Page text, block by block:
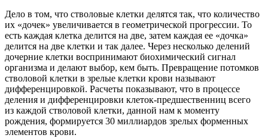
Дело в том, что стволовые клетки делятся так, что количество
их «дочек» увеличивается в геометрической прогрессии. То
есть каждая клетка делится на две, затем каждая ее «дочка»
делится на две клетки и так далее. Через несколько делений
дочерние клетки воспринимают биохимический сигнал
организма и делают выбор, кем быть. Превращение потомков
стволовой клетки в зрелые клетки крови называют
дифференцировкой. Расчеты показывают, что в процессе
деления и дифференцировки клеток-предшественниц всего
из каждой стволовой клетки, данной нам к моменту
рождения, формируется 30 миллиардов зрелых форменных
элементов крови.